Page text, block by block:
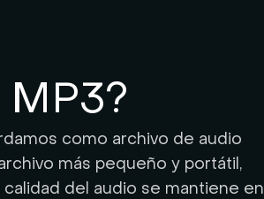
como archivo de audio
más pequeño y portátil,
del audio se mantiene en